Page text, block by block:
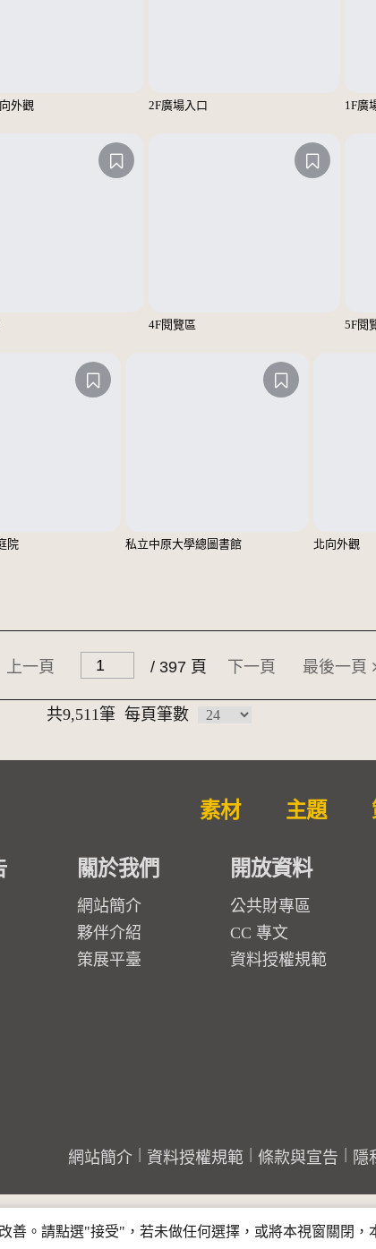
外觀 2F廣場入口 1F廣
4F閱覽區 5F閱
院 私立中原大學總圖書館 北向外觀
上一頁 / 397 頁 下一頁 最後一頁
共9,511筆 每頁筆數
素材 主題
關於我們
網站簡介
夥伴介紹
策展平臺
開放資料
公共財專區
CC 專文
資料授權規範
網站簡介 資料授權規範 條款與宣告 隱
善。請點選"接受"，若未做任何選擇，或將本視窗關閉，